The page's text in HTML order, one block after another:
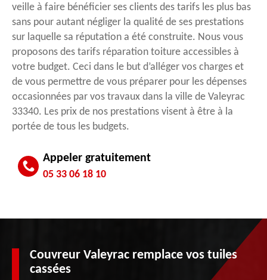
veille à faire bénéficier ses clients des tarifs les plus bas
sans pour autant négliger la qualité de ses prestations
sur laquelle sa réputation a été construite. Nous vous
proposons des tarifs réparation toiture accessibles à
votre budget. Ceci dans le but d’alléger vos charges et
de vous permettre de vous préparer pour les dépenses
occasionnées par vos travaux dans la ville de Valeyrac
33340. Les prix de nos prestations visent à être à la
portée de tous les budgets.
Appeler gratuitement
05 33 06 18 10
Couvreur Valeyrac remplace vos tuiles
cassées